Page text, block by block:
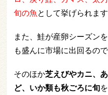
旬の魚として挙げられます
また、鮭が産卵シーズン
も盛んに市場に出回るの
そのほか芝えびやカニ、
ど、いか類も秋ごろに旬